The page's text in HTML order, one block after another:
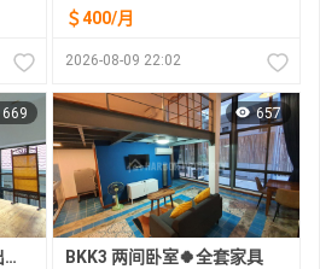
＄400/月
2026-08-09 22:02
669
在万景岗3分区（BKK3)出租的现房公寓
657
BKK3 两间卧室🍀全套家具